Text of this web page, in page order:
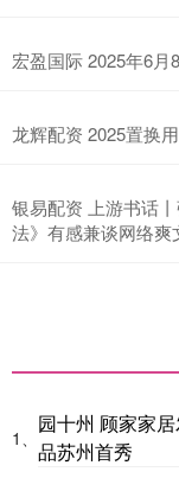
宏盈国际 2025年6
龙辉配资 2025置换
银易配资 上游书话
法》有感兼谈网络爽
1、
园十州 顾家家
品苏州首秀